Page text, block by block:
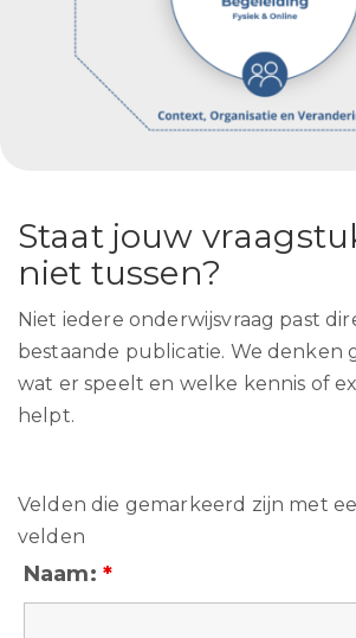
Staat jouw
niet tussen?
Niet iedere onderwijsvraag past
bestaande publicatie. We denken
wat er speelt en welke kennis of
helpt.
Velden die gemarkeerd zijn met
velden
Naam: *